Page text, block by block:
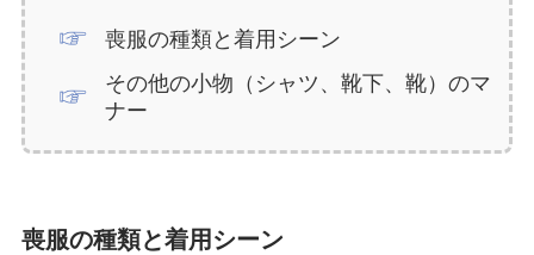
喪服の種類と着用シーン
その他の小物（シャツ、靴下、靴）のマ
ナー
喪服の種類と着用シーン